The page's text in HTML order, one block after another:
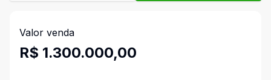
Valor venda
R$ 1.300.000,00